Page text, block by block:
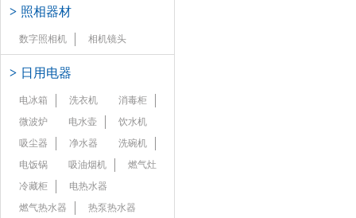
> 照相器材
数字照相机 相机镜头
> 日用电器
电冰箱 洗衣机
消毒柜
微波炉
电水壶
饮水机
吸尘器
净水器
洗碗机
电饭锅
吸油烟机
燃气灶
冷藏柜
电热水器
燃气热水器
热泵热水器